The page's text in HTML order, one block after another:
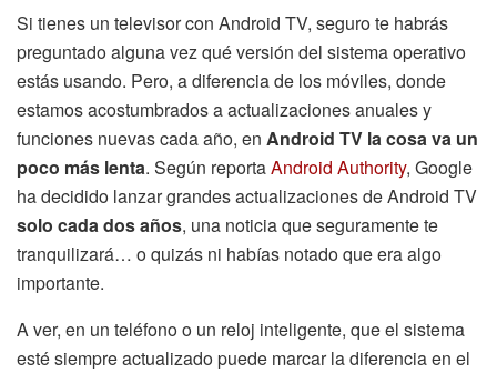
Si tienes un televisor con Android TV, seguro te habrás
preguntado alguna vez qué versión del sistema operativo
estás usando. Pero, a diferencia de los móviles, donde
estamos acostumbrados a actualizaciones anuales y
funciones nuevas cada año, en Android TV la cosa va un
poco más lenta. Según reportaAndroid Authority, Google
ha decidido lanzar grandes actualizaciones de Android TV
solo cada dos años, una noticia que seguramente te
tranquilizará… o quizás ni habías notado que era algo
importante.
A ver, en un teléfono o un reloj inteligente, que el sistema
esté siempre actualizado puede marcar la diferencia en el